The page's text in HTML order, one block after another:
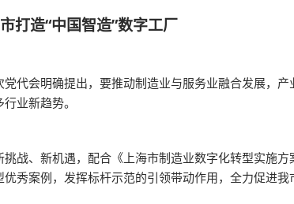
回顾
坊
打造“中国智造”数字工厂
代会明确提出，要推动制造业与服务业融合发展，
业新趋势。
战、新机遇，配合《上海市制造业数字化转型实施方
秀案例，发挥标杆示范的引领带动作用，全力促进